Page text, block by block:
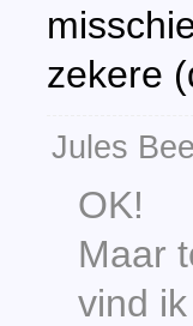
zekere
Jules
OK!
Maar
vind